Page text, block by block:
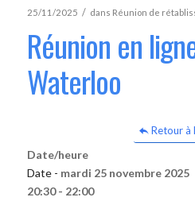
25/11/2025 / dans Réunion de
Réunion en
Waterloo
Retour à
Date/heure
Date - mardi 25 novembre 2025
20:30 - 22:00